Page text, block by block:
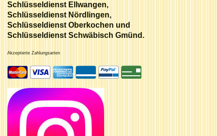
Schlüsseldienst Ellwangen,
Schlüsseldienst Nördlingen,
Schlüsseldienst Oberkochen und
Schlüsseldienst Schwäbisch Gmünd.
Akzeptierte Zahlungsarten